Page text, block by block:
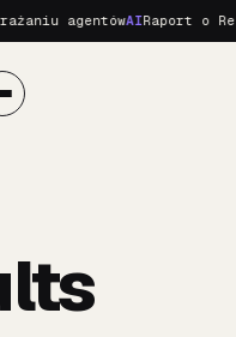
agentówAIRaport o